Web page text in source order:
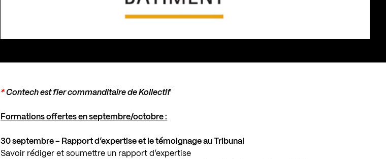
* Contechest fier commanditaire de Kollectif
Formations offertes en septembre/octobre :
30 septembre – Rapport d’expertise et le témoignage au Tribunal
Savoir rédiger et soumettre un rapport d’expertise